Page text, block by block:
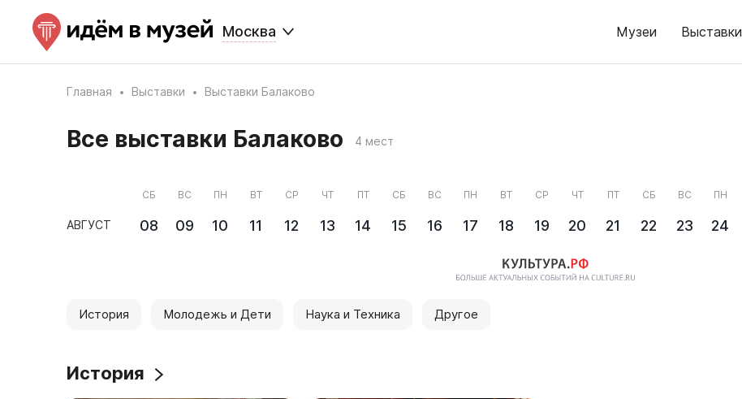
Москва Музеи Выставки
Главная Выставки Выставки Балаково
Все выставки Балаково 4 мест
АВГУСТ
СБ
08
ВС
09
ПН
10
ВТ
11
СР
12
ЧТ
13
ПТ
14
СБ
15
ВС
16
ПН
17
ВТ
18
СР
19
ЧТ
20
ПТ
21
СБ
22
ВС
23
ПН
24
История Молодежь и Дети Наука и Техника Другое
История